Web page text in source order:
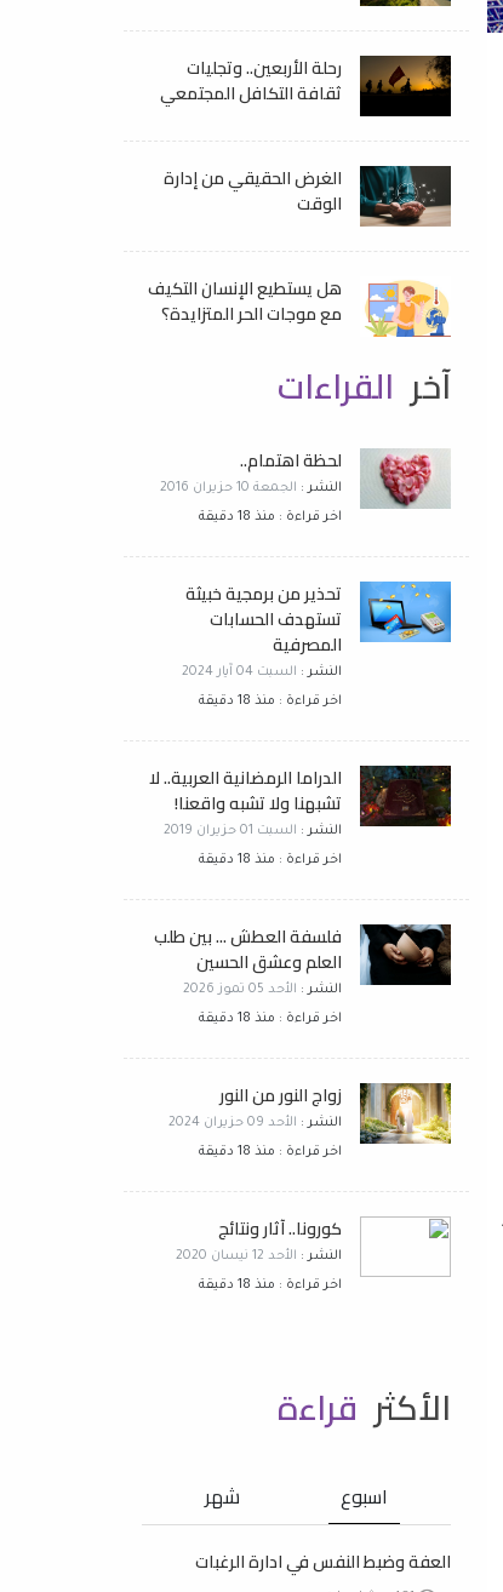
رحلة الأربعين.. وتجليات
ثقافة التكافل المجتمعي
الغرض الحقيقي من إدارة
الوقت
هل يستطيع الإنسان التكيف
مع موجات الحر المتزايدة؟
آخر القراءات
لحظة اهتمام..
النشر : الجمعة 10 حزيران 2016
اخر قراءة : منذ 18 دقيقة
تحذير من برمجية خبيثة
تستهدف الحسابات
المصرفية
النشر : السبت 04 آيار 2024
اخر قراءة : منذ 18 دقيقة
الدراما الرمضانية العربية.. لا
تشبهنا ولا تشبه واقعنا!
النشر : السبت 01 حزيران 2019
اخر قراءة : منذ 18 دقيقة
فلسفة العطش ... بين طلب
العلم وعشق الحسين
النشر : الأحد 05 تموز 2026
اخر قراءة : منذ 18 دقيقة
زواج النور من النور
النشر : الأحد 09 حزيران 2024
اخر قراءة : منذ 18 دقيقة
كورونا.. آثار ونتائج
النشر : الأحد 12 نيسان 2020
اخر قراءة : منذ 18 دقيقة
الأكثر قراءة
اسبوع شهر
العفة وضبط النفس في ادارة الرغبات